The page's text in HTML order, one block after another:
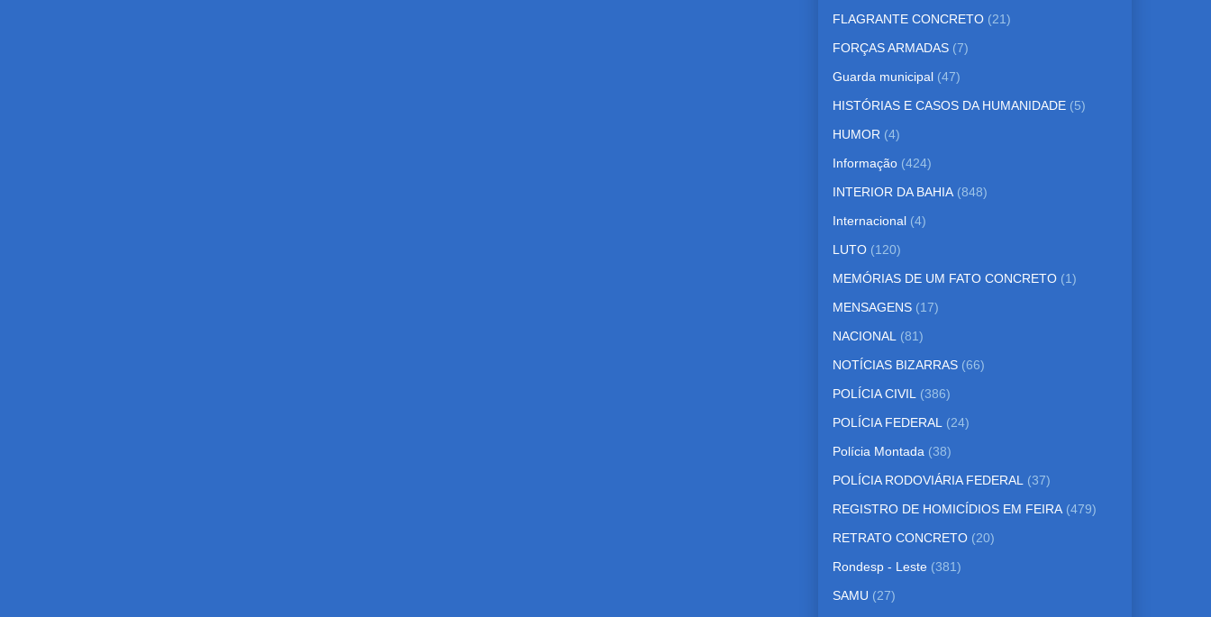
FLAGRANTE CONCRETO (21)
FORÇAS ARMADAS (7)
Guarda municipal (47)
HISTÓRIAS E CASOS DA HUMANIDADE (5)
HUMOR (4)
Informação (424)
INTERIOR DA BAHIA (848)
Internacional (4)
LUTO (120)
MEMÓRIAS DE UM FATO CONCRETO (1)
MENSAGENS (17)
NACIONAL (81)
NOTÍCIAS BIZARRAS (66)
POLÍCIA CIVIL (386)
POLÍCIA FEDERAL (24)
Polícia Montada (38)
POLÍCIA RODOVIÁRIA FEDERAL (37)
REGISTRO DE HOMICÍDIOS EM FEIRA (479)
RETRATO CONCRETO (20)
Rondesp - Leste (381)
SAMU (27)